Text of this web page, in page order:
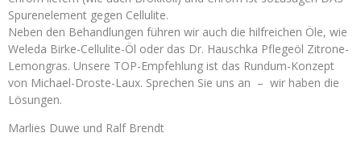
Spurenelement gegen Cellulite.
Neben den Behandlungen führen wir auch die hilfreichen Öle, wie
Weleda Birke-Cellulite-Öl oder das Dr. Hauschka Pflegeöl Zitrone-
Lemongras. Unsere TOP-Empfehlung ist das Rundum-Konzept
von Michael-Droste-Laux. Sprechen Sie uns an – wir haben die
Lösungen.
Marlies Duwe und Ralf Brendt